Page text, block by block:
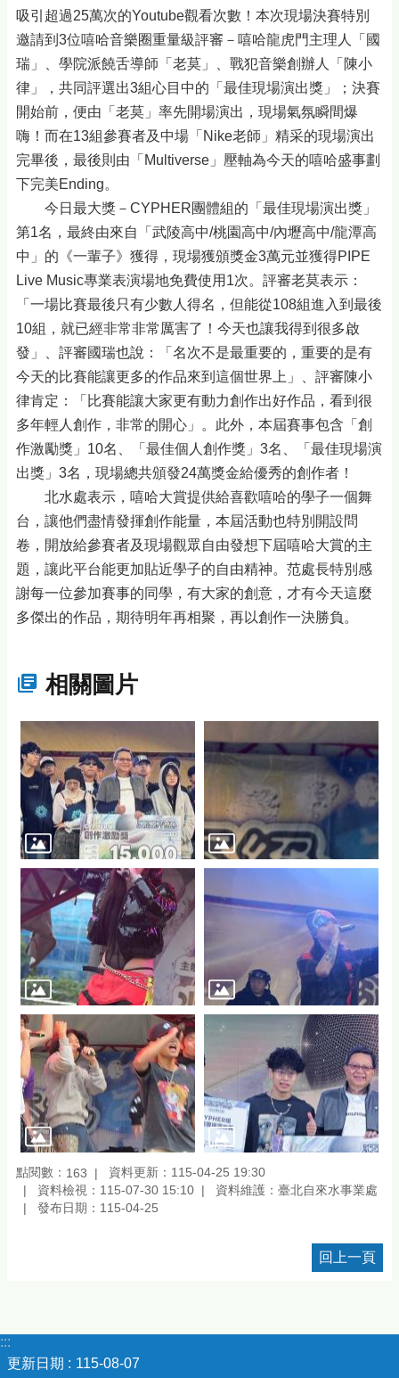
吸引超過25萬次的Youtube觀看次數！本次現場決賽特別
邀請到3位嘻哈音樂圈重量級評審－嘻哈龍虎門主理人「國
瑞」、學院派饒舌導師「老莫」、戰犯音樂創辦人「陳小
律」，共同評選出3組心目中的「最佳現場演出獎」；決賽
開始前，便由「老莫」率先開場演出，現場氣氛瞬間爆
嗨！而在13組參賽者及中場「Nike老師」精采的現場演出
完畢後，最後則由「Multiverse」壓軸為今天的嘻哈盛事劃
下完美Ending。
今日最大獎－CYPHER團體組的「最佳現場演出獎」
第1名，最終由來自「武陵高中/桃園高中/內壢高中/龍潭高
中」的《一輩子》獲得，現場獲頒獎金3萬元並獲得PIPE
Live Music專業表演場地免費使用1次。評審老莫表示：
「一場比賽最後只有少數人得名，但能從108組進入到最後
10組，就已經非常非常厲害了！今天也讓我得到很多啟
發」、評審國瑞也說：「名次不是最重要的，重要的是有
今天的比賽能讓更多的作品來到這個世界上」、評審陳小
律肯定：「比賽能讓大家更有動力創作出好作品，看到很
多年輕人創作，非常的開心」。此外，本屆賽事包含「創
作激勵獎」10名、「最佳個人創作獎」3名、「最佳現場演
出獎」3名，現場總共頒發24萬獎金給優秀的創作者！
北水處表示，嘻哈大賞提供給喜歡嘻哈的學子一個舞
台，讓他們盡情發揮創作能量，本屆活動也特別開設問
卷，開放給參賽者及現場觀眾自由發想下屆嘻哈大賞的主
題，讓此平台能更加貼近學子的自由精神。范處長特別感
謝每一位參加賽事的同學，有大家的創意，才有今天這麼
多傑出的作品，期待明年再相聚，再以創作一決勝負。
相關圖片
點閱數： 163
資料更新：115-04-25 19:30
資料檢視：115-07-30 15:10
資料維護：臺北自來水事業處
發布日期：115-04-25
回上一頁
:::
更新日期
115-08-07